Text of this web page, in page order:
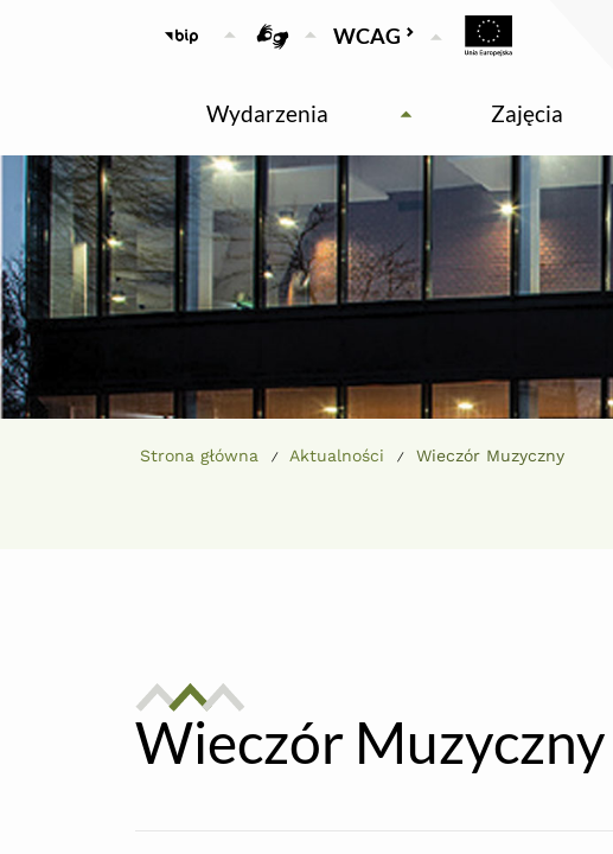
ikona
bip Tłumacz języka migowego
ikonaWCAG
Wydarzenia Zajęcia
Strona główna / Aktualności / Wieczór Muzyczny
Wieczór Muzyczny